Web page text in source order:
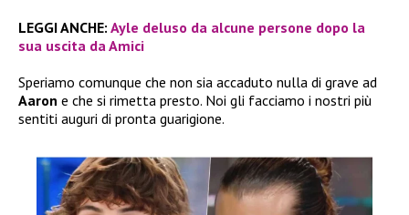
LEGGI ANCHE: Ayle deluso da alcune persone dopo la
sua uscita da Amici
Speriamo comunque che non sia accaduto nulla di grave ad
Aaron e che si rimetta presto. Noi gli facciamo i nostri più
sentiti auguri di pronta guarigione.